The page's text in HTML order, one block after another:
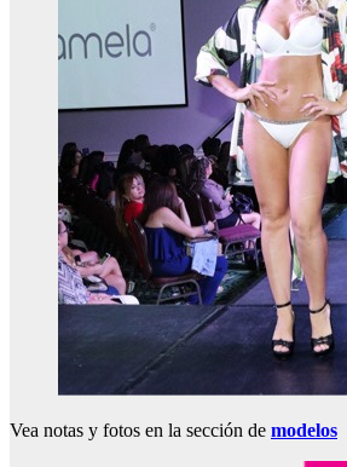
Vea notas y fotos en la sección de modelos